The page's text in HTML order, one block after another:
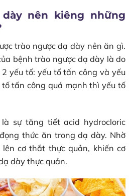
nên kiêng những
trào ngược dạ dày nên ăn gì.
bệnh trào ngược dạ dày là do
yếu tố: yếu tố tấn công và yếu
tấn công quá mạnh thì yếu tố
sự tăng tiết acid hydrocloric
thức ăn trong dạ dày. Nhờ
cơ thắt thực quản, khiến cơ
dày thực quản.